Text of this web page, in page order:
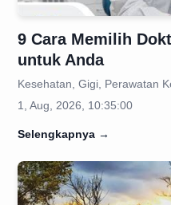
9 Cara Memilih
untuk Anda
Kesehatan, Gigi, Perawatan
1, Aug, 2026, 10:35:00
Selengkapnya →